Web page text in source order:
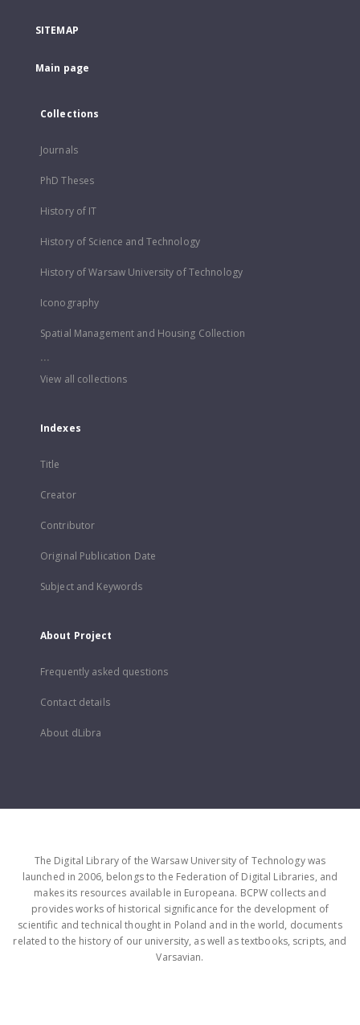
SITEMAP
Main page
Collections
Journals
PhD Theses
History of IT
History of Science and Technology
History of Warsaw University of Technology
Iconography
Spatial Management and Housing Collection
...
View all collections
Indexes
Title
Creator
Contributor
Original Publication Date
Subject and Keywords
About Project
Frequently asked questions
Contact details
About dLibra
The Digital Library of the Warsaw University of Technology was
launched in 2006, belongs to the Federation of Digital Libraries, and
makes its resources available in Europeana. BCPW collects and
provides works of historical significance for the development of
scientific and technical thought in Poland and in the world, documents
related to the history of our university, as well as textbooks, scripts, and
Varsavian.